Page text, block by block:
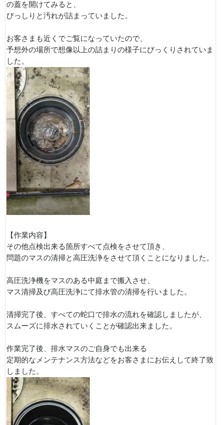
の蓋を開けてみると、
びっしりと汚れが詰まっていました。
お客さまも近くでご覧になっていたので、
予想外の場所で想像以上の詰まりの様子にびっくりされていま
した。
【作業内容】
その他点検出来る箇所すべて点検をさせて頂き、
問題のマスの清掃と高圧洗浄をさせて頂くことになりました。
高圧洗浄機をマスのある中庭まで搬入させ、
マス清掃及び高圧洗浄にて排水管の清掃を行いました。
清掃完了後、すべての蛇口で排水の流れを確認しましたが、
スムーズに排水されていくことが確認出来ました。
作業完了後、排水マスのご自身でも出来る
定期的なメンテナンス方法などをお客さまにお伝えして終了致
しました。